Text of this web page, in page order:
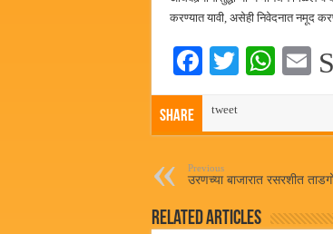
करण्यात यावी, असेही निवेदनात नमूद
Fa
bo
ok
T
r
W
A
pp
E
Share tweet
Previous
उरणच्या बाजारात रसरशीत
Related Articles